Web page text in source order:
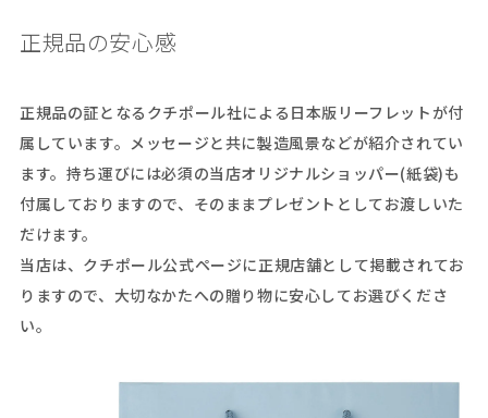
正規品の安心感
正規品の証となるクチポール社による日本版リーフレットが付
属しています。メッセージと共に製造風景などが紹介されてい
ます。持ち運びには必須の当店オリジナルショッパー(紙袋)も
付属しておりますので、そのままプレゼントとしてお渡しいた
だけます。
当店は、クチポール公式ページに正規店舗として掲載されてお
りますので、大切なかたへの贈り物に安心してお選びくださ
い。